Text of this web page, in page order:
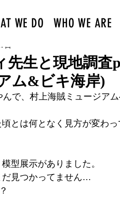
WE DO WHO WE ARE
先生と現地調
ム&ビキ海岸)
日
で、村上海賊ミュージア
とは何となく見方が変わ
型展示がありました。
だ見つかってません…